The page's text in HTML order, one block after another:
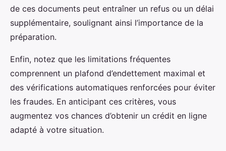
de ces documents peut entraîner un refus ou un délai
supplémentaire, soulignant ainsi l’importance de la
préparation.
Enfin, notez que les limitations fréquentes
comprennent un plafond d’endettement maximal et
des vérifications automatiques renforcées pour éviter
les fraudes. En anticipant ces critères, vous
augmentez vos chances d’obtenir un crédit en ligne
adapté à votre situation.